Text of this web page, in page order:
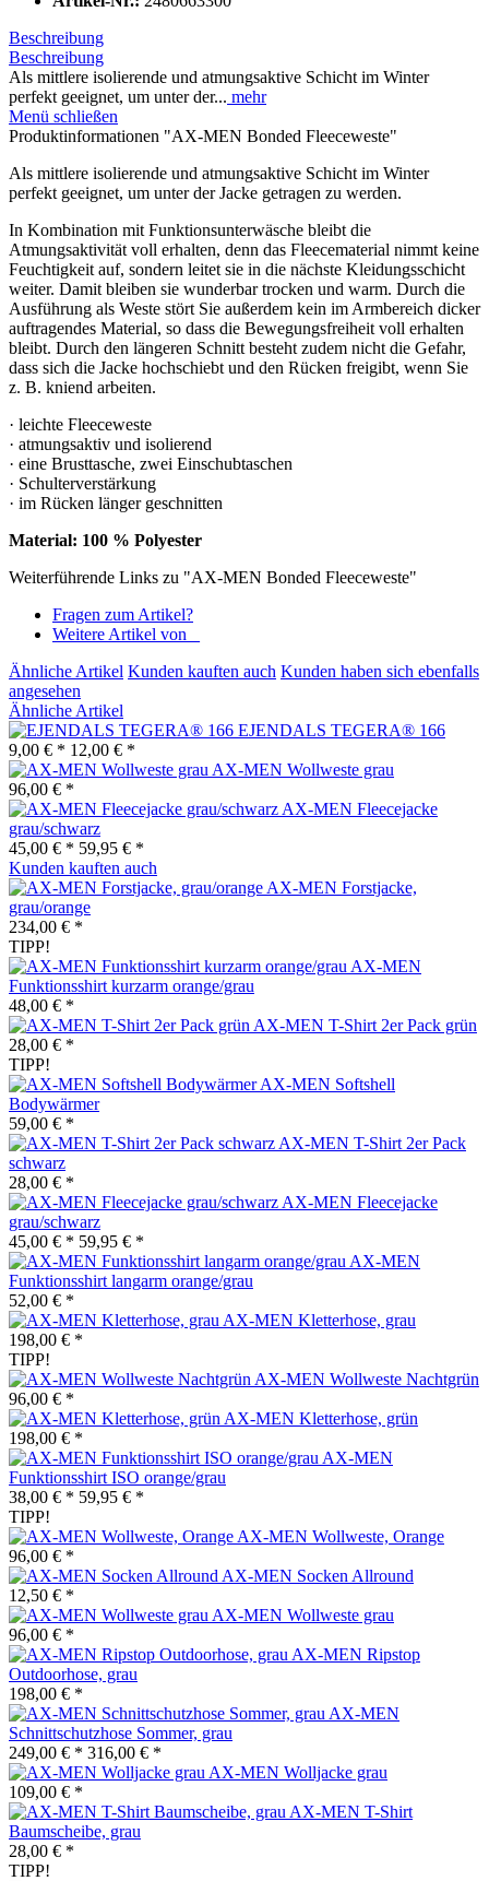
Beschreibung
Beschreibung
Als mittlere isolierende und atmungsaktive Schicht im Winter
perfekt geeignet, um unter der... mehr
Menü schließen
Produktinformationen "AX-MEN Bonded Fleeceweste"
Als mittlere isolierende und atmungsaktive Schicht im Winter
perfekt geeignet, um unter der Jacke getragen zu werden.
In Kombination mit Funktionsunterwäsche bleibt die
Atmungsaktivität voll erhalten, denn das Fleecematerial nimmt keine
Feuchtigkeit auf, sondern leitet sie in die nächste Kleidungsschicht
weiter. Damit bleiben sie wunderbar trocken und warm. Durch die
Ausführung als Weste stört Sie außerdem kein im Armbereich dicker
auftragendes Material, so dass die Bewegungsfreiheit voll erhalten
bleibt. Durch den längeren Schnitt besteht zudem nicht die Gefahr,
dass sich die Jacke hochschiebt und den Rücken freigibt, wenn Sie
z. B. kniend arbeiten.
· leichte Fleeceweste
· atmungsaktiv und isolierend
· eine Brusttasche, zwei Einschubtaschen
· Schulterverstärkung
· im Rücken länger geschnitten
Material: 100 % Polyester
Weiterführende Links zu "AX-MEN Bonded Fleeceweste"
Fragen zum Artikel?
Weitere Artikel von _
Ähnliche Artikel Kunden kauften auch Kunden haben sich ebenfalls
angesehen
Ähnliche Artikel
EJENDALS TEGERA® 166
9,00 € * 12,00 € *
AX-MEN Wollweste grau
96,00 € *
AX-MEN Fleecejacke
grau/schwarz
45,00 € * 59,95 € *
Kunden kauften auch
AX-MEN Forstjacke,
grau/orange
234,00 € *
TIPP!
AX-MEN
Funktionsshirt kurzarm orange/grau
48,00 € *
AX-MEN T-Shirt 2er Pack grün
28,00 € *
TIPP!
AX-MEN Softshell
Bodywärmer
59,00 € *
AX-MEN T-Shirt 2er Pack
schwarz
28,00 € *
AX-MEN Fleecejacke
grau/schwarz
45,00 € * 59,95 € *
AX-MEN
Funktionsshirt langarm orange/grau
52,00 € *
AX-MEN Kletterhose, grau
198,00 € *
TIPP!
AX-MEN Wollweste Nachtgrün
96,00 € *
AX-MEN Kletterhose, grün
198,00 € *
AX-MEN
Funktionsshirt ISO orange/grau
38,00 € * 59,95 € *
TIPP!
AX-MEN Wollweste, Orange
96,00 € *
AX-MEN Socken Allround
12,50 € *
AX-MEN Wollweste grau
96,00 € *
AX-MEN Ripstop
Outdoorhose, grau
198,00 € *
AX-MEN
Schnittschutzhose Sommer, grau
249,00 € * 316,00 € *
AX-MEN Wolljacke grau
109,00 € *
AX-MEN T-Shirt
Baumscheibe, grau
28,00 € *
TIPP!